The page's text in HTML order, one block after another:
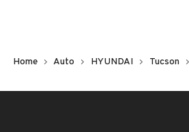
Home Auto HYUNDAI Tucson